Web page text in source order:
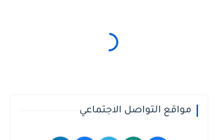
مواقع التواصل الاجتماعي